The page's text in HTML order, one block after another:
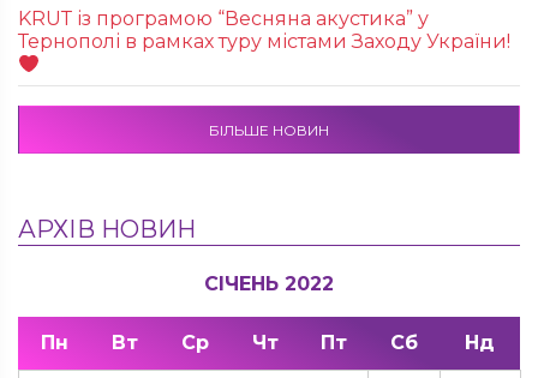
KRUТ із програмою “Весняна акустика” у
Тернополі в рамках туру містами Заходу України!
БІЛЬШЕ НОВИН
АРХІВ НОВИН
СІЧЕНЬ 2022
Пн Вт Ср Чт Пт Сб Нд